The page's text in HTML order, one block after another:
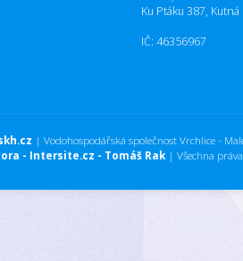
Ku Ptáku 387,
IČ: 46356967
| Vodohospodářská společnost Vrchlice -
- Intersite.cz - Tomáš Rak | Všechna